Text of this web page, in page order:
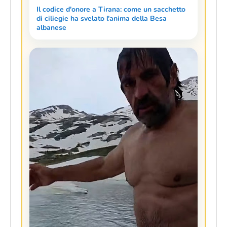
Il codice d'onore a Tirana: come un sacchetto
di ciliegie ha svelato l'anima della Besa
albanese